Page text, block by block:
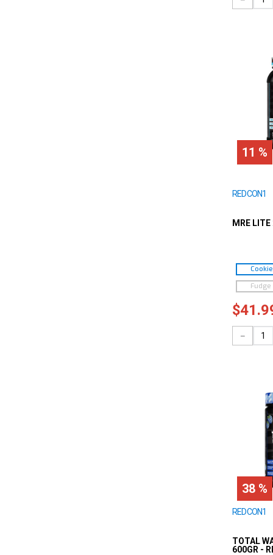
11 %
REDCON1
MRE
$41.
－
38 %
REDCON1
TOTAL
600GR -